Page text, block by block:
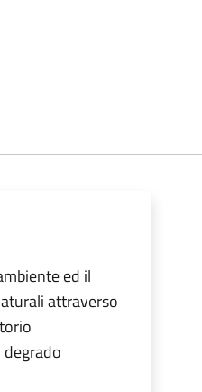
ed il
attraverso